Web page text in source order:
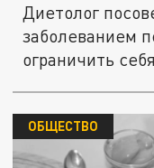
Диетолог
заболеванием
ограничить
ОБЩЕСТВО